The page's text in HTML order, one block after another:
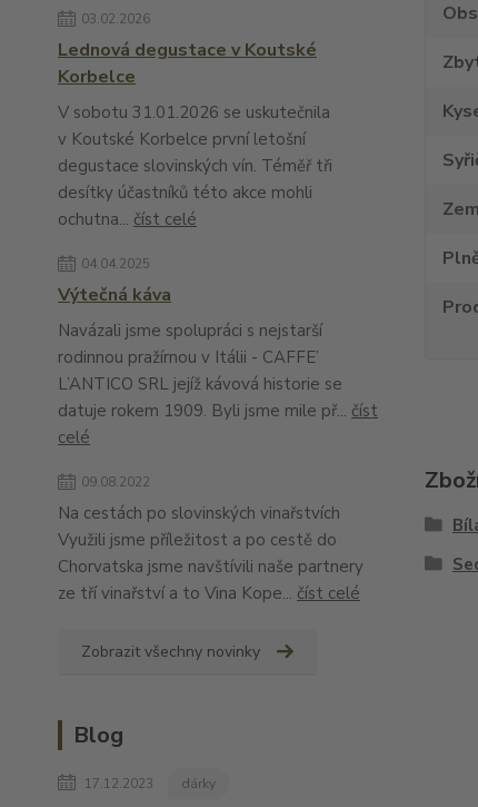
03.02.2026
Lednová degustace v Koutské
Korbelce
V sobotu 31.01.2026 se uskutečnila
v Koutské Korbelce první letošní
degustace slovinských vín. Téměř tři
desítky účastníků této akce mohli
ochutna... číst celé
04.04.2025
Výtečná káva
Navázali jsme spolupráci s nejstarší
rodinnou pražírnou v Itálii - CAFFE’
L’ANTICO SRL jejíž kávová historie se
datuje rokem 1909. Byli jsme mile př... číst
celé
09.08.2022
Na cestách po slovinských vinařstvích
Využili jsme příležitost a po cestě do
Chorvatska jsme navštívili naše partnery
ze tří vinařství a to Vina Kope... číst celé
Zobrazit všechny novinky
Blog
17.12.2023 dárky